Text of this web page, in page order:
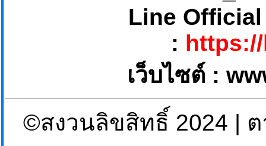
Line
:
เว็บไซต์ :
©สงวนลิขสิทธิ์ 2024 |